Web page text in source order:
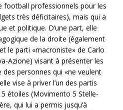
football professionnels pour les
très déficitaires), mais qui a
et politique. D’une part, elle
de la droite (également
le parti «macroniste» de Carlo
Azione) visant à présenter les
personnes qui «ne veulent
vise à priver l’un des partis
étoiles (Movimento 5 Stelle-
qui lui a permis jusqu’à